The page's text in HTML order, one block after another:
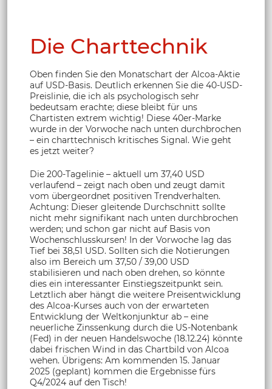
Die Charttechnik
Oben finden Sie den Monatschart der Alcoa-Aktie
auf USD-Basis. Deutlich erkennen Sie die 40-USD-
Preislinie, die ich als psychologisch sehr
bedeutsam erachte; diese bleibt für uns
Chartisten extrem wichtig! Diese 40er-Marke
wurde in der Vorwoche nach unten durchbrochen
– ein charttechnisch kritisches Signal. Wie geht
es jetzt weiter?
Die 200-Tagelinie – aktuell um 37,40 USD
verlaufend – zeigt nach oben und zeugt damit
vom übergeordnet positiven Trendverhalten.
Achtung: Dieser gleitende Durchschnitt sollte
nicht mehr signifikant nach unten durchbrochen
werden; und schon gar nicht auf Basis von
Wochenschlusskursen! In der Vorwoche lag das
Tief bei 38,51 USD. Sollten sich die Notierungen
also im Bereich um 37,50 / 39,00 USD
stabilisieren und nach oben drehen, so könnte
dies ein interessanter Einstiegszeitpunkt sein.
Letztlich aber hängt die weitere Preisentwicklung
des Alcoa-Kurses auch von der erwarteten
Entwicklung der Weltkonjunktur ab – eine
neuerliche Zinssenkung durch die US-Notenbank
(Fed) in der neuen Handelswoche (18.12.24) könnte
dabei frischen Wind in das Chartbild von Alcoa
wehen. Übrigens: Am kommenden 15. Januar
2025 (geplant) kommen die Ergebnisse fürs
Q4/2024 auf den Tisch!